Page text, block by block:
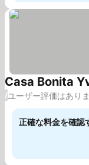
Casa Bonita
/ユーザー評価はあり
正確な料金を確認